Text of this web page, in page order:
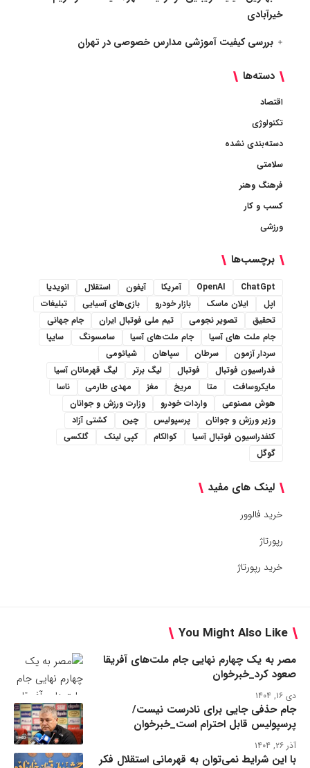
خیرآبادی
بررسی کیفیت آموزشی مدارس خصوصی در تهران
دسته‌ها
اقتصاد
تکنولوژی
دسته‌بندی نشده
سلامتی
فرهنگ وهنر
کسب و کار
ورزشی
برچسب‌ها
ChatGpt
OpenAI آمریکا آیفون استقلال
انویدیا
اپل
ایلان ماسک بازار خودرو بازی‌های آسیایی
تبلیغات
تحقیق
تصویر نجومی تیم ملی فوتبال ایران
جام جهانی
جام ملت های آسیا
جام ملت‌های آسیا سامسونگ
سایپا
سردار آزمون
سرطان سپاهان
شیائومی
فدراسیون فوتبال
فوتبال لیگ برتر
لیگ قهرمانان آسیا
مایکروسافت
متا مریخ مغز مهدی طارمی
ناسا
هوش مصنوعی
واردات خودرو
وزارت ورزش و جوانان
وزیر ورزش و جوانان
پرسپولیس چین
کشتی آزاد
کنفدراسیون فوتبال آسیا
کوالکام کپی لینک
گلکسی
گوگل
لینک های مفید
خرید فالوور
رپورتاژ
خرید رپورتاژ
You Might Also Like
مصر به یک چهارم نهایی جام ملت‌های آفریقا
صعود کرد_خبرخوان
دی ۱۶, ۱۴۰۴
جام حذفی جایی برای نادرست نیست/
پرسپولیس قابل احترام است_خبرخوان
آذر ۲۶, ۱۴۰۴
با این شرایط نمی‌توان به قهرمانی استقلال فکر